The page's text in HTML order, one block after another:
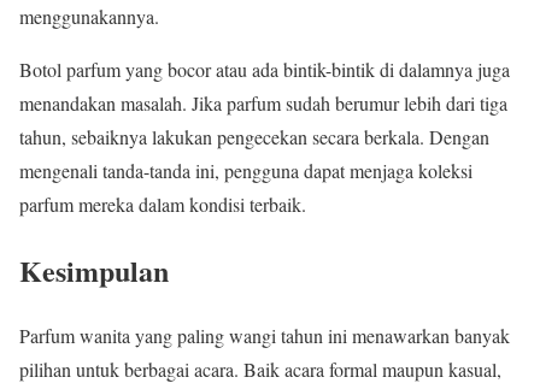
menggunakannya.
Botol parfum yang bocor atau ada bintik-bintik di dalamnya juga
menandakan masalah. Jika parfum sudah berumur lebih dari tiga
tahun, sebaiknya lakukan pengecekan secara berkala. Dengan
mengenali tanda-tanda ini, pengguna dapat menjaga koleksi
parfum mereka dalam kondisi terbaik.
Kesimpulan
Parfum wanita yang paling wangi tahun ini menawarkan banyak
pilihan untuk berbagai acara. Baik acara formal maupun kasual,